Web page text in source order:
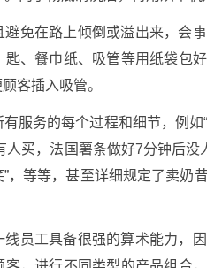
免在路上倾倒或溢出来，会
、餐巾纸、吸管等用纸袋包
客插入吸管。
有服务的每个过程和细节，例
人买，法国薯条做好7分钟后没
，等等，甚至详细规定了卖奶
员工具备很强的算术能力，